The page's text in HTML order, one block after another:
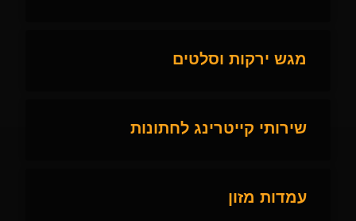
מגש ירקות וסלטים
שירותי קייטרינג לחתונות
עמדות מזון